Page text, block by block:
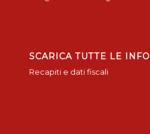
SCARICA TUTTE LE INFO
Recapiti e dati fiscali